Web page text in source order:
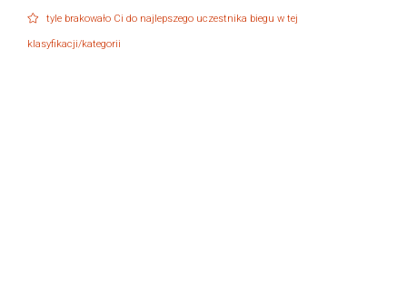
tyle brakowało Ci do najlepszego uczestnika biegu w tej
klasyfikacji/kategorii